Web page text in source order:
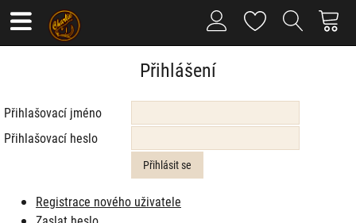
Přihlášení
Přihlašovací jméno
Přihlašovací heslo
Registrace nového uživatele